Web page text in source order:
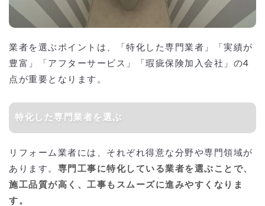
業者を選ぶポイントは、「特化した専門業者」「実績が
豊富」「アフターサービス」「瑕疵保険加入会社」の4
点が重要となります。
特化した専門業者を選ぶ
リフォーム業者には、それぞれ得意な分野や専門領域が
あります。 専門工事に特化している業者を選ぶことで、
施工品質が高く、工事もスムーズに進みやすくなりま
す。